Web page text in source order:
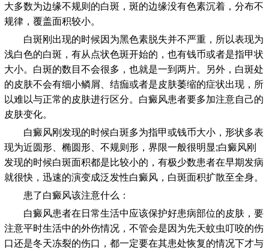
大多数为边缘不规则的白斑，斑的边缘没有色素沉着，分布不
规律，覆盖面积较小。
白斑刚出现的时候因为黑色素脱失并不严重，所以表现为
浅白色的白斑，有从点状色斑开始的，也有钱币或者是指甲状
大小。白斑的数目不会很多，也就是一到两片。另外，白斑处
的皮肤不会有细小鳞屑、结痂或者是皮肤萎缩的症状出现，所
以难以与正常的皮肤进行区分。白癜风患者要多加注意自己的
皮肤变化。
白癜风刚发现的时候白斑多为指甲或钱币大小，形状多表
现为近圆形、椭圆形、不规则形，界限一般很明显;白癜风刚
发现的时候白斑面积都是比较小的，有极少数患者在早期发病
就很快，迅速的演变成泛发性白癜风，白斑面积扩散至全身。
患了白癜风该注意什么：
白癜风患者在日常生活中应该保护好患病部位的皮肤，要
注意平时生活中的外伤情况，不管会是因为先天蚊虫叮咬的伤
口还是冬天冻裂的伤口，都一定要在其患处恢复的情况下才与